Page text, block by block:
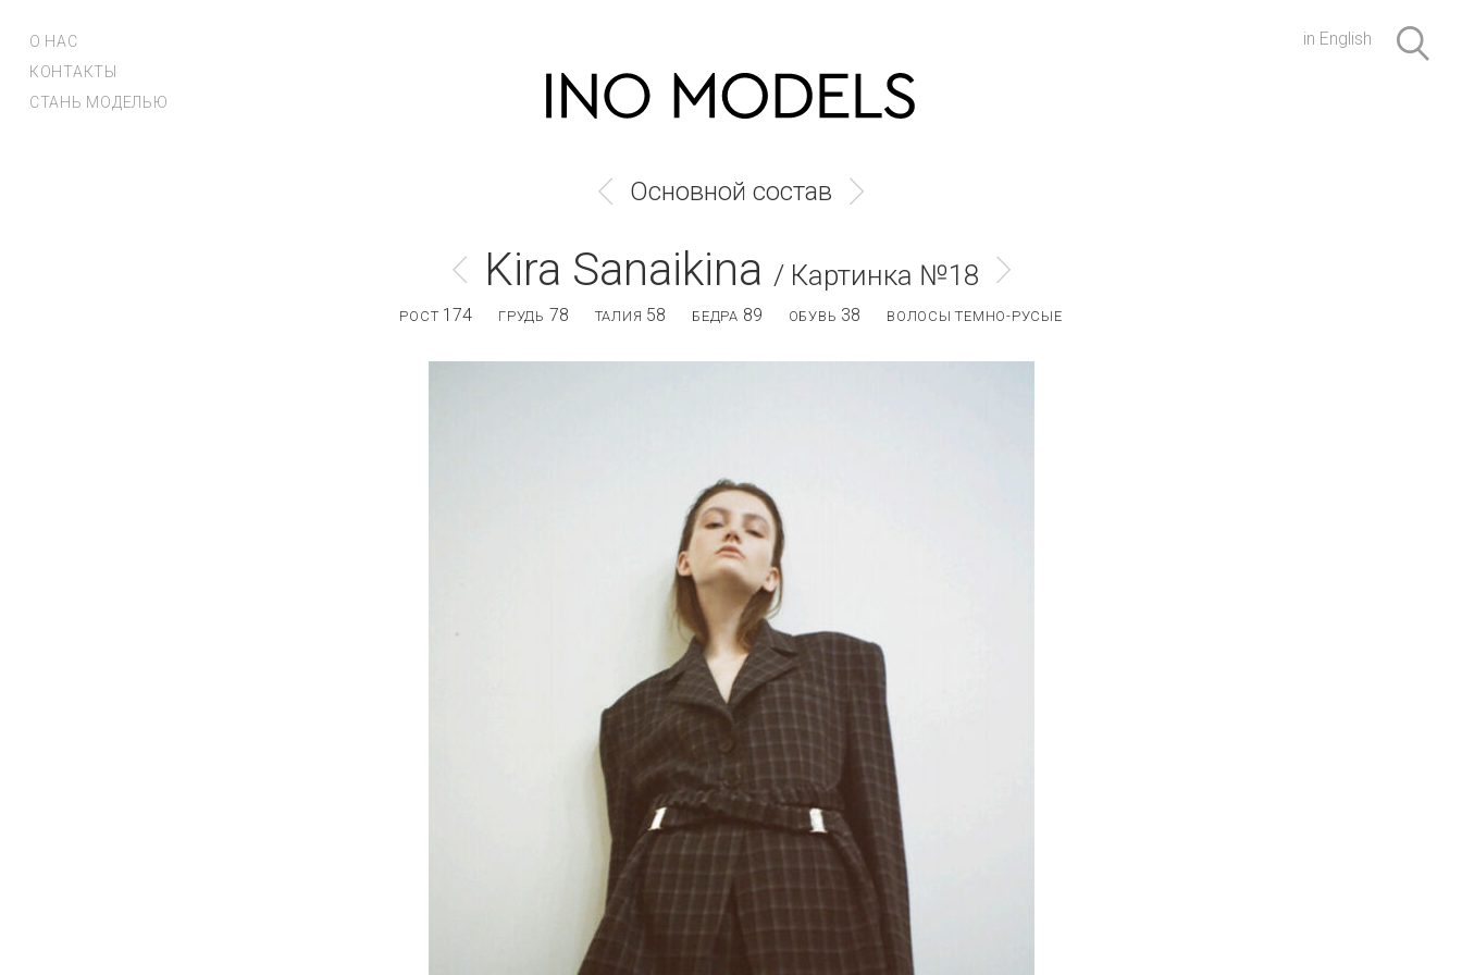
in English
О НАС
КОНТАКТЫ
СТАНЬ МОДЕЛЬЮ
Основной состав
Kira Sanaikina / Картинка №18
РОСТ 174 ГРУДЬ 78 ТАЛИЯ 58 БЕДРА 89 ОБУВЬ 38 ВОЛОСЫ ТЕМНО-РУСЫЕ